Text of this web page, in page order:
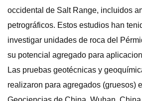
occidental de Salt Range, incluidos
petrográficos. Estos estudios han
investigar unidades de roca del
su potencial agregado para
Las pruebas geotécnicas y
realizaron para agregados (gruesos)